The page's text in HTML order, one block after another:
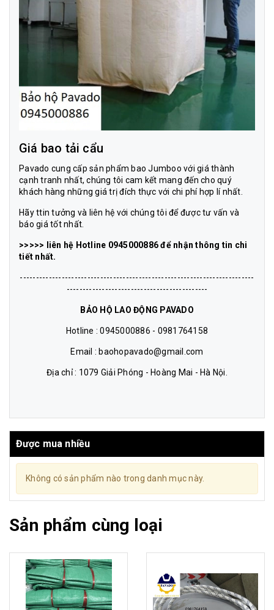
Giá bao tải cẩu
Pavado cung cấp sản phẩm bao Jumboo với giá thành
cạnh tranh nhất, chúng tôi cam kết mang đến cho quý
khách hàng những giá trị đích thực với chi phí hợp lí nhất.
Hãy ttin tưởng và liên hệ với chúng tôi để được tư vấn và
báo giá tốt nhất.
>>>>> liên hệ Hotline 0945000886 để nhận thông tin chi
tiết nhất.
-------------------------------------------------------------------------
--------------------------------------------
BẢO HỘ LAO ĐỘNG PAVADO
Hotline : 0945000886 - 0981764158
Email : baohopavado@gmail.com
Địa chỉ : 1079 Giải Phóng - Hoàng Mai - Hà Nội.
Được mua nhiều
Không có sản phẩm nào trong danh mục này.
Sản phẩm cùng loại